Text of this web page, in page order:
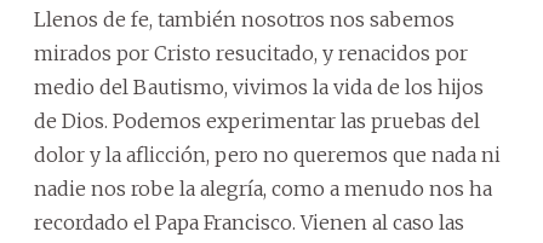
Llenos de fe, también nosotros nos sabemos
mirados por Cristo resucitado, y renacidos por
medio del Bautismo, vivimos la vida de los hijos
de Dios. Podemos experimentar las pruebas del
dolor y la aflicción, pero no queremos que nada ni
nadie nos robe la alegría, como a menudo nos ha
recordado el Papa Francisco. Vienen al caso las